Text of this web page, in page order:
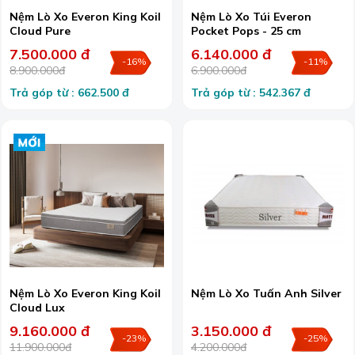
Nệm Lò Xo Everon King Koil
Cloud Pure
7.500.000 đ
8.900.000đ
-16%
Trả góp từ : 662.500 đ
Nệm Lò Xo Túi Everon
Pocket Pops - 25 cm
6.140.000 đ
6.900.000đ
-11%
Trả góp từ : 542.367 đ
Nệm Lò Xo Everon King Koil
Cloud Lux
9.160.000 đ
11.900.000đ
-23%
Nệm Lò Xo Tuấn Anh Silver
3.150.000 đ
4.200.000đ
-25%